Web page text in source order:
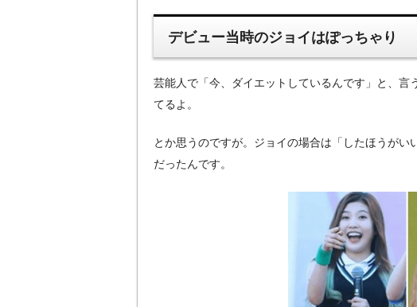
デビュー当時のジョイはぽっちゃり
芸能人で「今、ダイエットしているんです」と、
てるよ。
とか思うのですが。ジョイの場合は「したほうが
だったんです。